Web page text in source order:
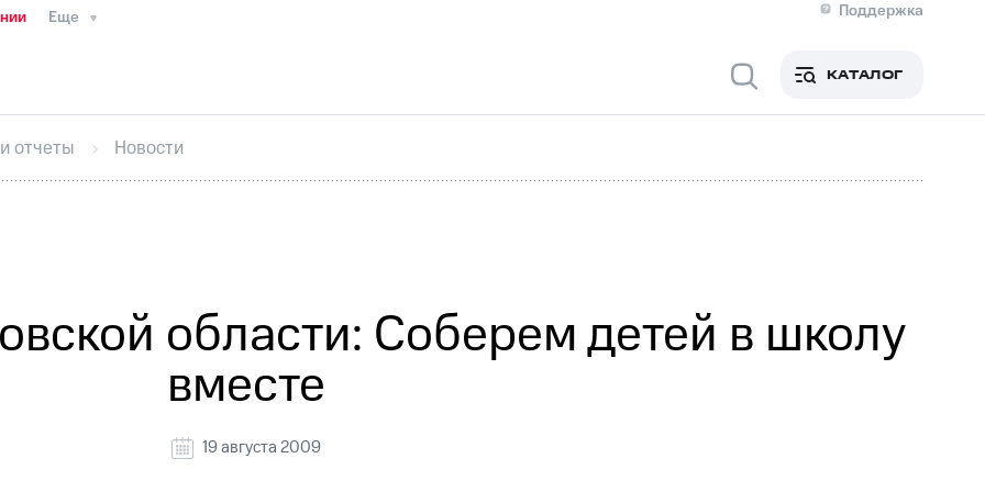
Еще
Поддержка
Медиа-центр
ИнтервьюФинансовая отчетностьКонтактыНовости в регионе
секретарьРаскрытие информации
кабинет акционераАкционерный капиталКонтроль и аудитРынок акций
КАТАЛОГ
отчеты Новости
области: Соберем детей в школу
вместе
19 августа 2009